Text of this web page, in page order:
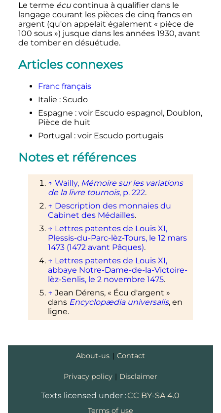
Le terme écucontinua à qualifier dans le
langage courant les pièces de cinq francs en
argent (qu'on appelait également « pièce de
100 sous ») jusque dans les années 1930, avant
de tomber en désuétude.
Articles connexes
Franc français
Italie : Scudo
Espagne : voir Escudo espagnol, Doublon,
Pièce de huit
Portugal : voir Escudo portugais
Notes et références
↑ Wailly, Mémoire sur les variations
de la livre tournois, p. 222.
↑ Description des monnaies du
Cabinet des Médailles.
↑ Lettres patentes de Louis XI,
Plessis-du-Parc-lèz-Tours, le 12 mars
1473(1472 avant Pâques).
↑ Lettres patentes de Louis XI,
abbaye Notre-Dame-de-la-Victoire-
lèz-Senlis, le 2 novembre 1475.
↑ Jean Dérens, « Écu d'argent »
dans Encyclopædia universalis, en
ligne.
About-us | Contact
Privacy policy | Disclaimer
Texts licensed under :CC BY-SA 4.0
Terms of use